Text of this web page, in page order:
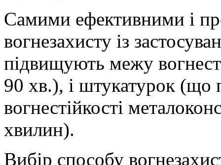
Самими ефективними і
вогнезахисту із
підвищують межу
90 хв.), і штукатурок
вогнестійкості
хвилин).
Вибір способу